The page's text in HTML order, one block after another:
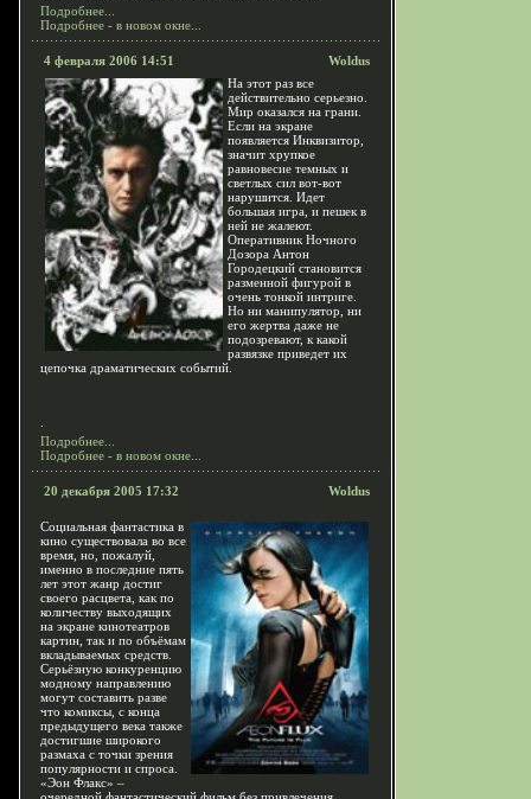
Подробнее...
Подробнее - в новом окне...
4 февраля 2006 14:51
Woldus
На этот раз все
действительно серьезно.
Мир оказался на грани.
Если на экране
появляется Инквизитор,
значит хрупкое
равновесие темных и
светлых сил вот-вот
нарушится. Идет
большая игра, и пешек в
ней не жалеют.
Оперативник Ночного
Дозора Антон
Городецкий становится
разменной фигурой в
очень тонкой интриге.
Но ни манипулятор, ни
его жертва даже не
подозревают, к какой
развязке приведет их
цепочка драматических событий.
Подробнее...
Подробнее - в новом окне...
20 декабря 2005 17:32 Woldus
Социальная фантастика в
кино существовала во все
время, но, пожалуй,
именно в последние пять
лет этот жанр достиг
своего расцвета, как по
количеству выходящих
на экране кинотеатров
картин, так и по объёмам
вкладываемых средств.
Серьёзную конкуренцию
модному направлению
могут составить разве
что комиксы, с конца
предыдущего века также
достигшие широкого
размаха с точки зрения
популярности и спроса.
«Эон Флакс» –